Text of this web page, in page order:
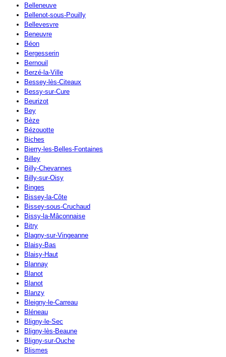
Belleneuve
Bellenot-sous-Pouilly
Bellevesvre
Beneuvre
Béon
Bergesserin
Bernouil
Berzé-la-Ville
Bessey-lès-Citeaux
Bessy-sur-Cure
Beurizot
Bey
Bèze
Bézouotte
Biches
Bierry-les-Belles-Fontaines
Billey
Billy-Chevannes
Billy-sur-Oisy
Binges
Bissey-la-Côte
Bissey-sous-Cruchaud
Bissy-la-Mâconnaise
Bitry
Blagny-sur-Vingeanne
Blaisy-Bas
Blaisy-Haut
Blannay
Blanot
Blanot
Blanzy
Bleigny-le-Carreau
Bléneau
Bligny-le-Sec
Bligny-lès-Beaune
Bligny-sur-Ouche
Blismes